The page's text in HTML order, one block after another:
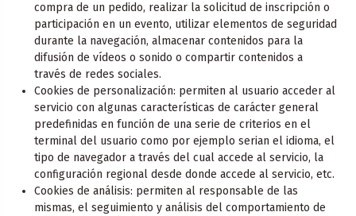
compra de un pedido, realizar la solicitud de inscripción o
participación en un evento, utilizar elementos de seguridad
durante la navegación, almacenar contenidos para la
difusión de vídeos o sonido o compartir contenidos a
través de redes sociales.
Cookies de personalización: permiten al usuario acceder al
servicio con algunas características de carácter general
predefinidas en función de una serie de criterios en el
terminal del usuario como por ejemplo serian el idioma, el
tipo de navegador a través del cual accede al servicio, la
configuración regional desde donde accede al servicio, etc.
Cookies de análisis: permiten al responsable de las
mismas, el seguimiento y análisis del comportamiento de